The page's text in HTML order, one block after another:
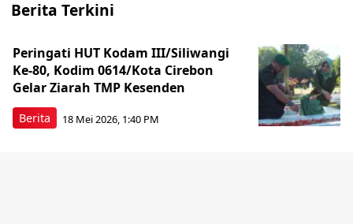
Berita Terkini
Berita
Peringati HUT Kodam III/Siliwangi
Ke-80, Kodim 0614/Kota Cirebon
Gelar Ziarah TMP Kesenden
18 Mei 2026, 1:40 PM